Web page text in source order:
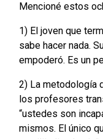
Mencioné estos
1) El joven que
sabe hacer nada.
empoderó. Es un
2) La metodología
los profesores
“ustedes son
mismos. El único